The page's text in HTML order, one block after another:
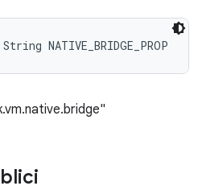
NATIVE_BRIDGE_PROP